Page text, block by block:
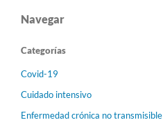
Navegar
Categorías
Covid-19
Cuidado intensivo
Enfermedad crónica no transmisible